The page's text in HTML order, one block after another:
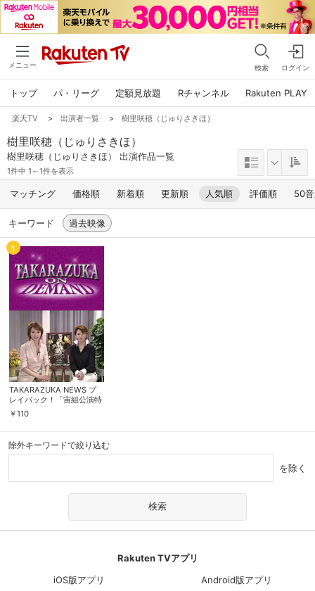
メニュー 検索 ログイン
トップ パ・リーグ 定額見放題 Rチャンネル Rakuten PLAY
楽天TV > 出演者一覧 > 樹里咲穂（じゅりさきほ）
樹里咲穂（じゅりさきほ）
樹里咲穂（じゅりさきほ） 出演作品一覧
1件中 1～1件を表示
マッチング 価格順 新着順 更新順 人気順 評価順 50
キーワード 過去映像
1
TAKARAZUKA NEWS プ
レイバック！「宙組公演特
別出演 樹里咲穂＆安蘭け
いインタビュー」～2004
￥110
除外キーワードで絞り込む
を除く
Rakuten TVアプリ
iOS版アプリ
Android版アプリ